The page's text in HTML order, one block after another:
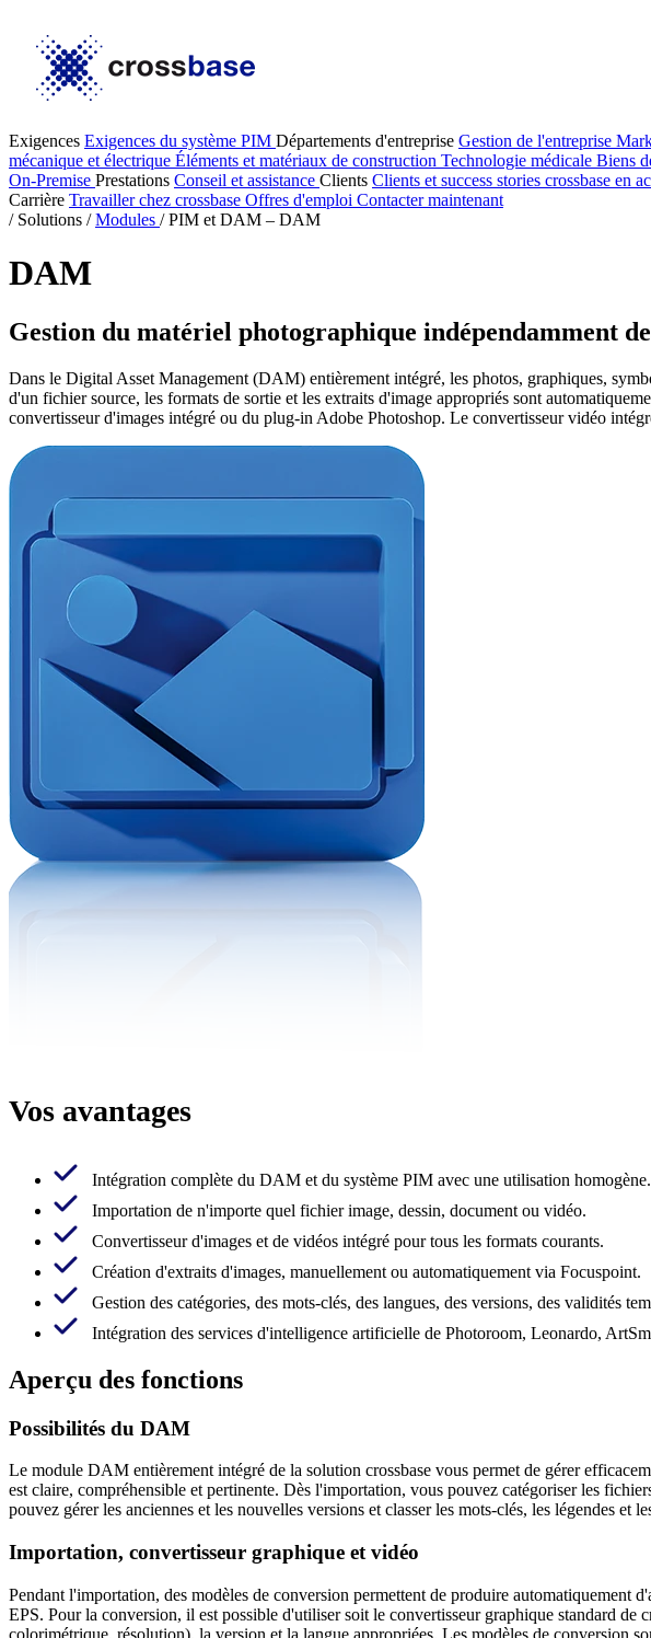
Exigences Exigences du système PIM Départements d'entreprise Gestion de l'entreprise
mécanique et électrique Éléments et matériaux de construction Technologie médicale Biens
On-Premise Prestations Conseil et assistance Clients Clients et success stories crossbase en
Carrière Travailler chez crossbase Offres d'emploi Contacter maintenant
/ Solutions / Modules / PIM et DAM – DAM
DAM
Gestion du matériel photographique indépendamment
Dans le Digital Asset Management (DAM) entièrement intégré, les photos, graphiques,
d'un fichier source, les formats de sortie et les extraits d'image appropriés sont
convertisseur d'images intégré ou du plug-in Adobe Photoshop. Le convertisseur vidéo
Vos avantages
Intégration complète du DAM et du système PIM avec une utilisation homogène.
Importation de n'importe quel fichier image, dessin, document ou vidéo.
Convertisseur d'images et de vidéos intégré pour tous les formats courants.
Création d'extraits d'images, manuellement ou automatiquement via Focuspoint.
Gestion des catégories, des mots-clés, des langues, des versions, des validités
Intégration des services d'intelligence artificielle de Photoroom, Leonardo,
Aperçu des fonctions
Possibilités du DAM
Le module DAM entièrement intégré de la solution crossbase vous permet de gérer
est claire, compréhensible et pertinente. Dès l'importation, vous pouvez catégoriser les
pouvez gérer les anciennes et les nouvelles versions et classer les mots-clés, les légendes et
Importation, convertisseur graphique et vidéo
Pendant l'importation, des modèles de conversion permettent de produire
EPS. Pour la conversion, il est possible d'utiliser soit le convertisseur graphique standard
colorimétrique, résolution), la version et la langue appropriées. Les modèles de conversion